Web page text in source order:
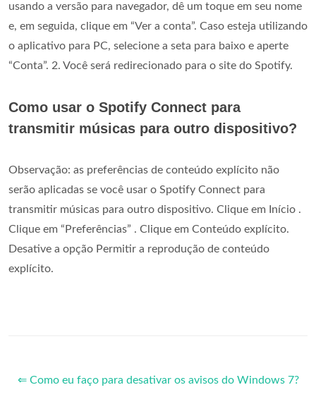
usando a versão para navegador, dê um toque em seu nome
e, em seguida, clique em “Ver a conta”. Caso esteja utilizando
o aplicativo para PC, selecione a seta para baixo e aperte
“Conta”. 2. Você será redirecionado para o site do Spotify.
Como usar o Spotify Connect para
transmitir músicas para outro dispositivo?
Observação: as preferências de conteúdo explícito não
serão aplicadas se você usar o Spotify Connect para
transmitir músicas para outro dispositivo. Clique em Início .
Clique em “Preferências” . Clique em Conteúdo explícito.
Desative a opção Permitir a reprodução de conteúdo
explícito.
⇐ Como eu faço para desativar os avisos do Windows 7?